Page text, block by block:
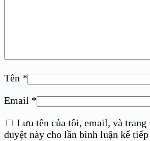
Tên *
Email *
Lưu tên của tôi, email, và trang
duyệt này cho lần bình luận kế